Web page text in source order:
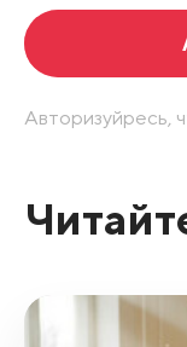
Авторизуйресь,